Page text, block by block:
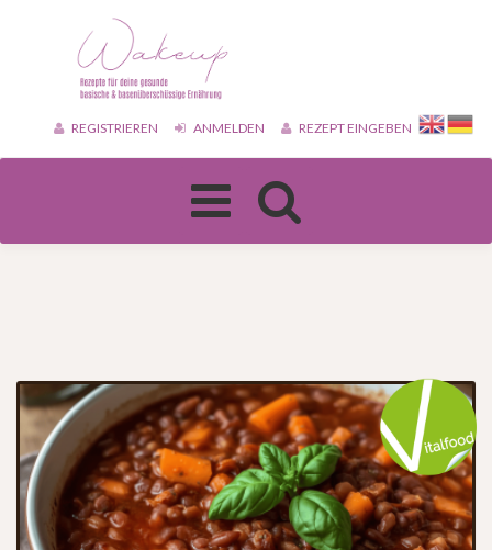
REGISTRIEREN ANMELDEN REZEPT EINGEBEN
Toggle
navigation